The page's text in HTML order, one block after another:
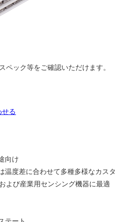
ペック等をご確認いただけます。
せる
向け
温度差に合わせて多種多様なカス
よび産業用センシング機器に最適